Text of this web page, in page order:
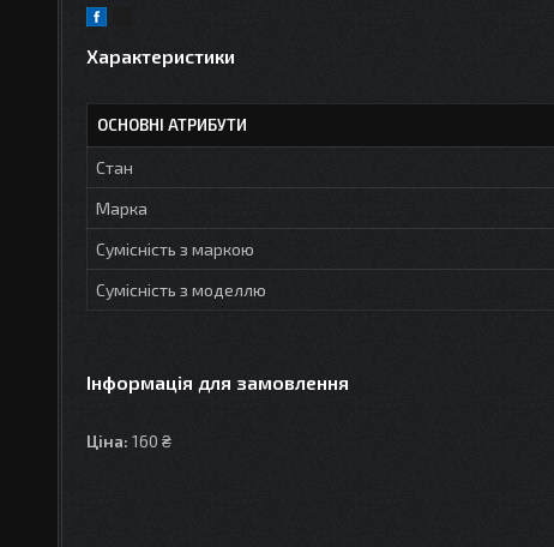
Характеристики
ОСНОВНІ АТРИБУТИ
Стан
Марка
Сумісність з маркою
Сумісність з моделлю
Інформація для замовлення
Ціна: 160 ₴